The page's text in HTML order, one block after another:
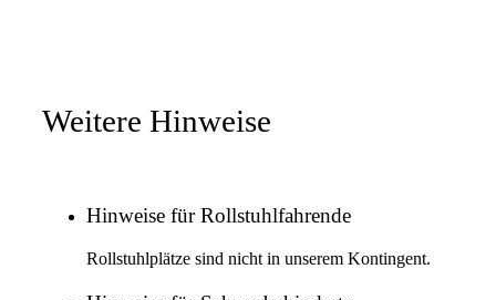
Weitere Hinweise
Hinweise für Rollstuhlfahrende
Rollstuhlplätze sind nicht in unserem Kontingent.